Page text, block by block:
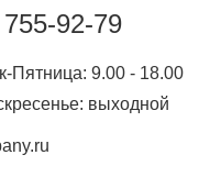
92-79
Пятница: 9.00 - 18.00
выходной